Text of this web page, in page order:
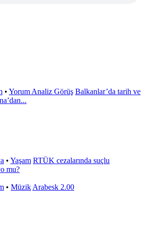
• Yorum Analiz Görüş Balkanlar’da tarih ve
• Yaşam RTÜK cezalarında suçlu
mu?
• Müzik Arabesk 2.00